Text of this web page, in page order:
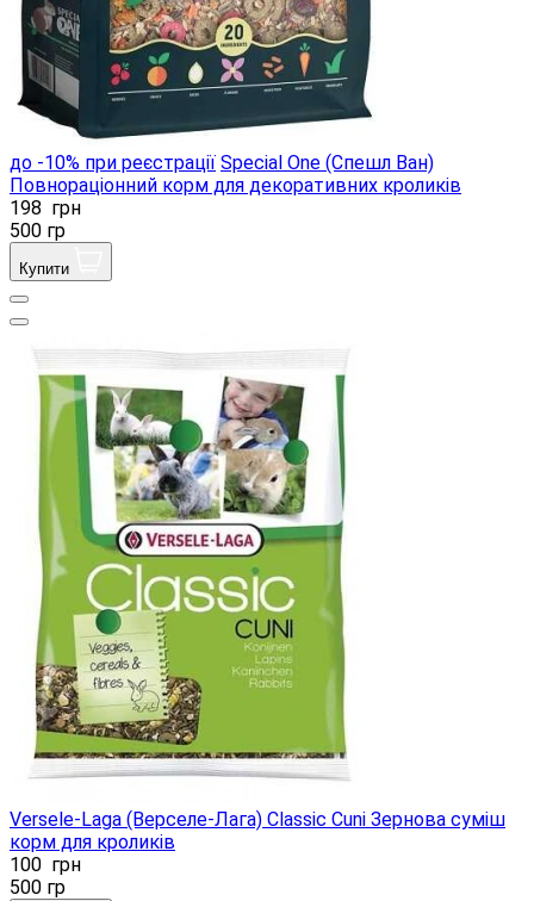
до -10% при реєстрації Special One (Спешл Ван)
Повнораціонний корм для декоративних кроликів
198 грн
500 гр
Купити
Versele-Laga (Верселе-Лага) Classic Cuni Зернова суміш
корм для кроликів
100 грн
500 гр